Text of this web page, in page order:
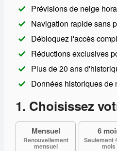
Prévisions de neige
Navigation rapide sans
Débloquez l'accès
Réductions exclusives
Plus de 20 ans
Données historiques de
1. Choisissez
Mensuel
Renouvellement
mensuel
6
Seulement
mois